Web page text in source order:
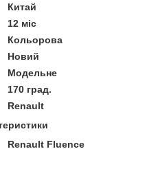
Китай
12 міс
Кольорова
Новий
Модельне
170 град.
Renault
Renault Fluence